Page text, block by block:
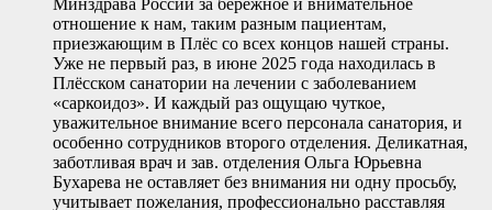
Минздрава России за бережное и внимательное
отношение к нам, таким разным пациентам,
приезжающим в Плёс со всех концов нашей страны.
Уже не первый раз, в июне 2025 года находилась в
Плёсском санатории на лечении с заболеванием
«саркоидоз». И каждый раз ощущаю чуткое,
уважительное внимание всего персонала санатория, и
особенно сотрудников второго отделения. Деликатная,
заботливая врач и зав. отделения Ольга Юрьевна
Бухарева не оставляет без внимания ни одну просьбу,
учитывает пожелания, профессионально расставляя